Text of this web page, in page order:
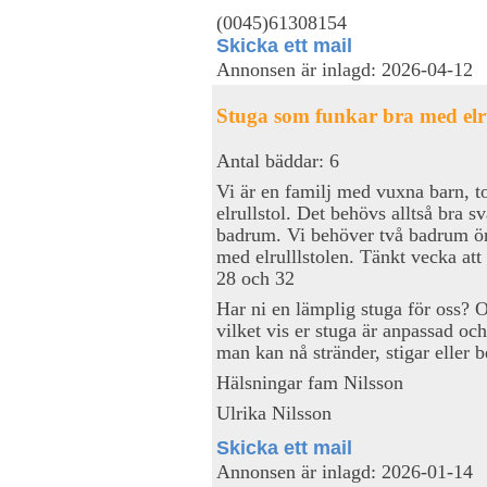
(0045)61308154
Skicka ett mail
Annonsen är inlagd: 2026-04-12
Stuga som funkar bra med
Antal bäddar: 6
Vi är en familj med vuxna barn,
elrullstol. Det behövs alltså bra
badrum. Vi behöver två badrum
med elrulllstolen. Tänkt vecka att
28 och 32
Har ni en lämplig stuga för oss?
vilket vis er stuga är anpassad
man kan nå stränder, stigar eller
Hälsningar fam Nilsson
Ulrika Nilsson
Skicka ett mail
Annonsen är inlagd: 2026-01-14